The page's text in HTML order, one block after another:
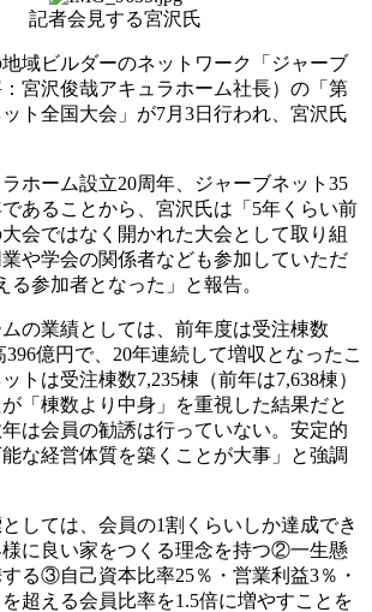
記者会見する宮沢氏
域ビルダーのネットワーク「ジャーブ
宮沢俊哉アキュラホーム社長）の「第
ト全国大会」が7月3日行われ、宮沢氏
ホーム設立20周年、ジャーブネット35
あることから、宮沢氏は「5年くらい前
会ではなく開かれた大会として取り組
や学会の関係者なども参加していただ
る参加者となった」と報告。
の業績としては、前年度は受注棟数
396億円で、20年連続して増収となったこ
トは受注棟数7,235棟（前年は7,638棟）
「棟数より中身」を重視した結果だと
は会員の勧誘は行っていない。安定的
な経営体質を築くことが大事」と強調
しては、会員の1割くらいしか達成でき
に良い家をつくる理念を持つ②一生懸
る③自己資本比率25％・営業利益3％・
超える会員比率を1.5倍に増やすことを